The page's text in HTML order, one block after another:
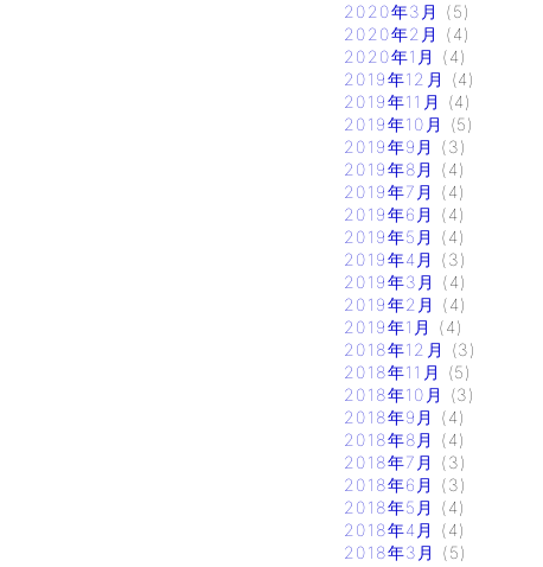
2020年3月
(5)
2020年2月
(4)
2020年1月
(4)
2019年12月
(4)
2019年11月
(4)
2019年10月
(5)
2019年9月
(3)
2019年8月
(4)
2019年7月
(4)
2019年6月
(4)
2019年5月
(4)
2019年4月
(3)
2019年3月
(4)
2019年2月
(4)
2019年1月
(4)
2018年12月
(3)
2018年11月
(5)
2018年10月
(3)
2018年9月
(4)
2018年8月
(4)
2018年7月
(3)
2018年6月
(3)
2018年5月
(4)
2018年4月
(4)
2018年3月
(5)